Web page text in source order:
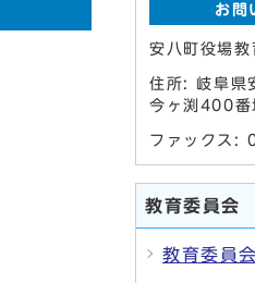
お問
安八町役場教
住所: 岐阜県
今ヶ渕400番
ファックス
教育委員会
教育委員